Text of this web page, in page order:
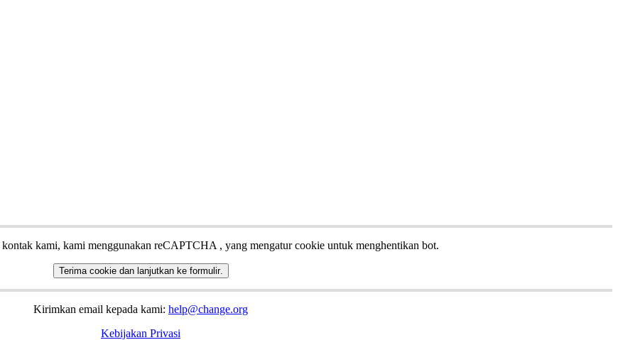
kontak kami, kami menggunakan reCAPTCHA , yang mengatur cookie untuk menghentikan bot.
Terima cookie dan lanjutkan ke formulir.
Kirimkan email kepada kami: help@change.org
Kebijakan Privasi